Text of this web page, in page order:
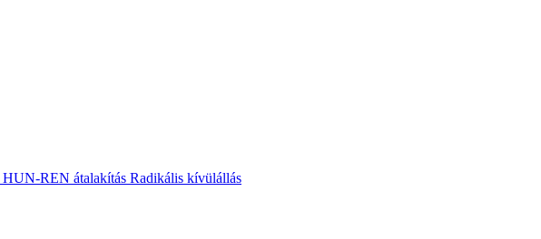
HUN-REN átalakítás Radikális kívülállás